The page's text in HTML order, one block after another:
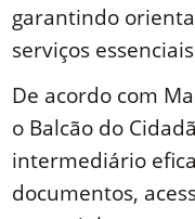
garantindo
serviços
De acordo com
o Balcão do
intermediário
documentos,